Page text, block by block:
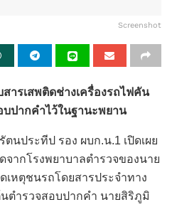
Screenshot
สารเสพติดช่างเครื่องรถไฟคัน
บปากคำไว้ในฐานะพยาน
นประทีป รอง ผบก.น.1 เปิดเผย
จากโรงพยาบาลตำรวจของนาย
เหตุชนรถโดยสารประจำทาง
นตำรวจสอบปากคำ นายสิริภูมิ